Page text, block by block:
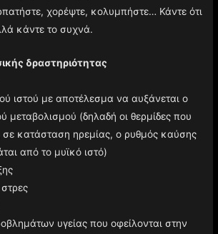
χορέψτε, κολυμπήστε… Κάντε ότι
κάντε το συχνά.
δραστηριότητας
ιστού με αποτέλεσμα να αυξάνεται ο
μεταβολισμού (δηλαδή οι θερμίδες που
σε κατάσταση ηρεμίας, ο ρυθμός καύσης
από το μυϊκό ιστό)
υγείας που οφείλονται στην